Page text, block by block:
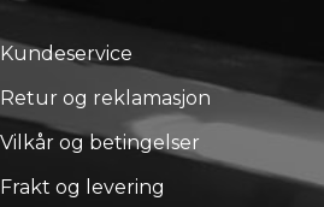
Kundeservice
Retur og reklamasjon
Vilkår og betingelser
Frakt og levering